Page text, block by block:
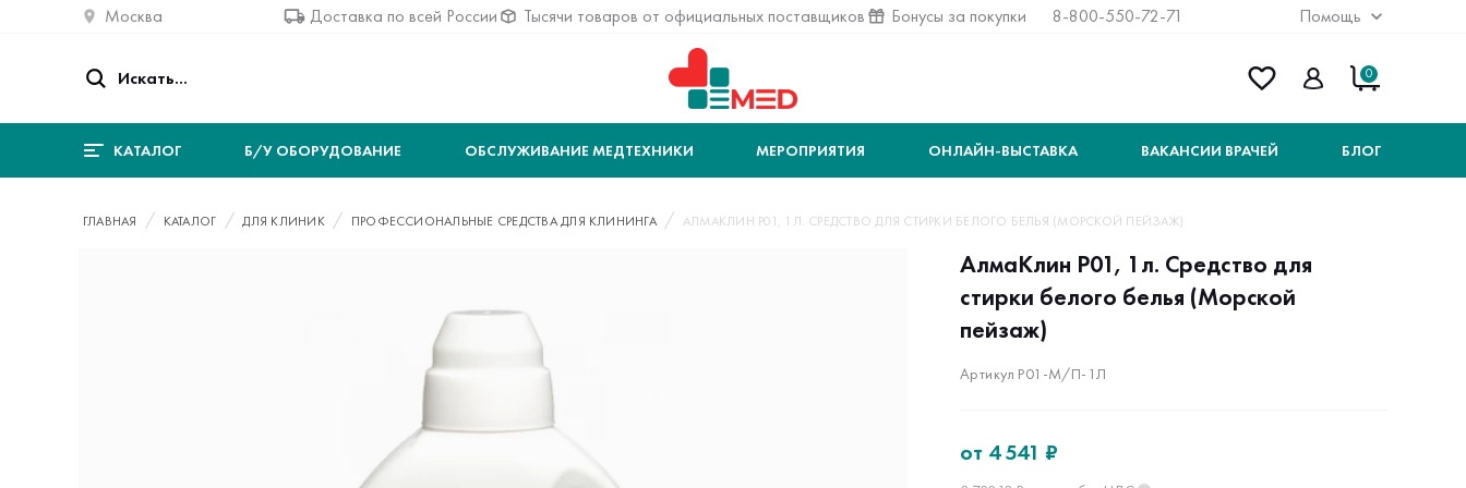
Москва Доставка по всей России Тысячи товаров от официальных поставщиков Бонусы за покупки 8-800-550-72-71 Помощь
0
КАТАЛОГ Б/У ОБОРУДОВАНИЕ ОБСЛУЖИВАНИЕ МЕДТЕХНИКИ МЕРОПРИЯТИЯ ОНЛАЙН-ВЫСТАВКА ВАКАНСИИ ВРАЧЕЙ БЛОГ
ГЛАВНАЯ КАТАЛОГ ДЛЯ КЛИНИК ПРОФЕССИОНАЛЬНЫЕ СРЕДСТВА ДЛЯ КЛИНИНГА АЛМАКЛИН P01, 1Л. СРЕДСТВО ДЛЯ СТИРКИ БЕЛОГО БЕЛЬЯ (МОРСКОЙ ПЕЙЗАЖ)
АлмаКлин P01, 1л. Средство для
стирки белого белья (Морской
пейзаж)
Артикул P01-М/П-1Л
от 4 541 ₽